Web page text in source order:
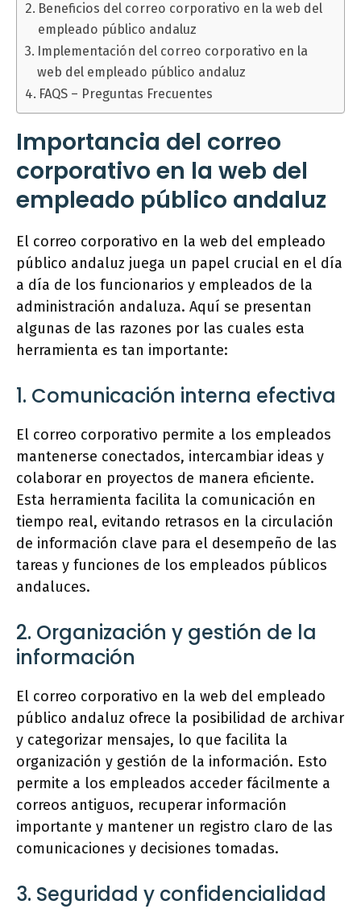
Beneficios del correo corporativo en la web del
empleado público andaluz
Implementación del correo corporativo en la
web del empleado público andaluz
FAQS – Preguntas Frecuentes
Importancia del correo
corporativo en la web del
empleado público andaluz
El correo corporativo en la web del empleado
público andaluz juega un papel crucial en el día
a día de los funcionarios y empleados de la
administración andaluza. Aquí se presentan
algunas de las razones por las cuales esta
herramienta es tan importante:
1. Comunicación interna efectiva
El correo corporativo permite a los empleados
mantenerse conectados, intercambiar ideas y
colaborar en proyectos de manera eficiente.
Esta herramienta facilita la comunicación en
tiempo real, evitando retrasos en la circulación
de información clave para el desempeño de las
tareas y funciones de los empleados públicos
andaluces.
2. Organización y gestión de la
información
El correo corporativo en la web del empleado
público andaluz ofrece la posibilidad de archivar
y categorizar mensajes, lo que facilita la
organización y gestión de la información. Esto
permite a los empleados acceder fácilmente a
correos antiguos, recuperar información
importante y mantener un registro claro de las
comunicaciones y decisiones tomadas.
3. Seguridad y confidencialidad